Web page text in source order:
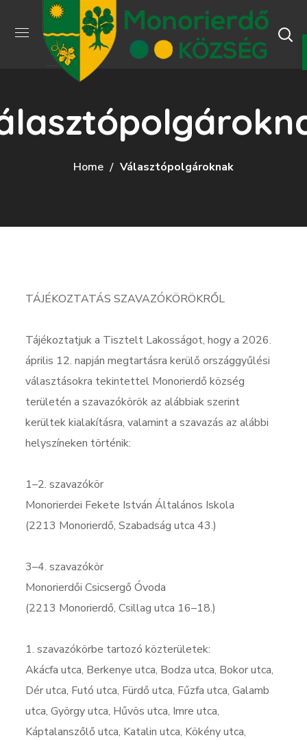
Home Választópolgároknak
TÁJÉKOZTATÁS SZAVAZÓKÖRÖKRŐL
Tájékoztatjuk a Tisztelt Lakosságot, hogy a 2026.
április 12. napján megtartásra kerülő országgyűlési
választásokra tekintettel Monorierdő község
területén a szavazókörök az alábbiak szerint
kerültek kialakításra, valamint a szavazás az alábbi
helyszíneken történik:
1–2. szavazókör
Monorierdei Fekete István Általános Iskola
(2213 Monorierdő, Szabadság utca 43.)
3–4. szavazókör
Monorierdői Csicsergő Óvoda
(2213 Monorierdő, Csillag utca 16–18.)
1. szavazókörbe tartozó közterületek:
Akácfa utca, Berkenye utca, Bodza utca, Bokor utca,
Dér utca, Futó utca, Fürdő utca, Fűzfa utca, Galamb
utca, György utca, Hűvös utca, Imre utca,
Káptalanszőlő utca, Katalin utca, Kökény utca,